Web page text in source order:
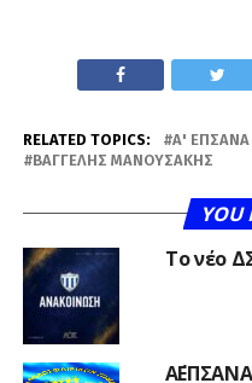
RELATED TOPICS: Α' ΕΠΣΑΝΑ
ΒΑΓΓΈΛΗΣ ΜΑΝΟΥΣΆΚΗΣ
YOU
Το νέο